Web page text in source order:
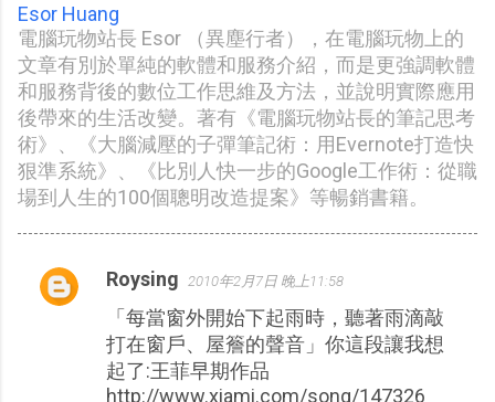
Esor Huang
電腦玩物站長 Esor （異塵行者），在電腦玩物上的
文章有別於單純的軟體和服務介紹，而是更強調軟體
和服務背後的數位工作思維及方法，並說明實際應用
後帶來的生活改變。著有《電腦玩物站長的筆記思考
術》、《大腦減壓的子彈筆記術：用Evernote打造快
狠準系統》、《比別人快一步的Google工作術：從職
場到人生的100個聰明改造提案》等暢銷書籍。
留
Roysing 2010年2月7日 晚上11:58
「每當窗外開始下起雨時，聽著雨滴敲
打在窗戶、屋簷的聲音」你這段讓我想
起了:王菲早期作品
http://www.xiami.com/song/147326